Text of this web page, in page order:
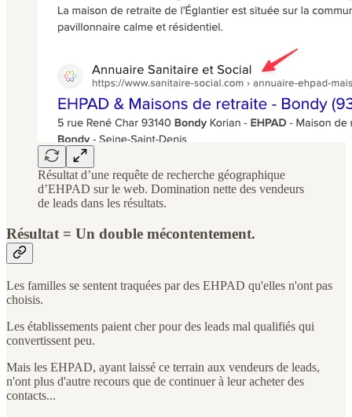
Résultat d’une requête de recherche géographique
d’EHPAD sur le web. Domination nette des vendeurs
de leads dans les résultats.
Résultat = Un double mécontentement.
Les familles se sentent traquées par des EHPAD qu'elles n'ont pas
choisis.
Les établissements paient cher pour des leads mal qualifiés qui
convertissent peu.
Mais les EHPAD, ayant laissé ce terrain aux vendeurs de leads,
n'ont plus d'autre recours que de continuer à leur acheter des
contacts...